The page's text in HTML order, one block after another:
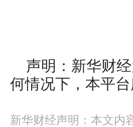
声明：新华财
何情况下，本平
新华财经声明：本文内